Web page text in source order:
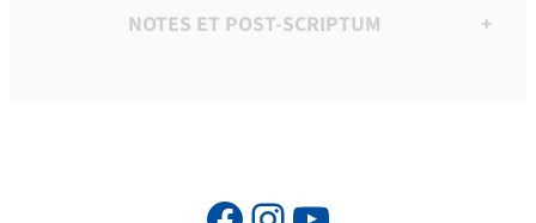
NOTES ET POST-SCRIPTUM +